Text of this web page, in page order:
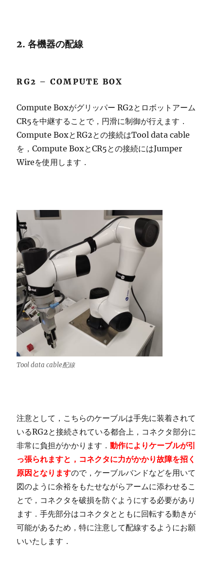
2. 各機器の配線
RG2 – COMPUTE BOX
Compute Boxがグリッパー RG2とロボットアーム
CR5を中継することで，円滑に制御が行えます．
Compute BoxとRG2との接続はTool data cable
を，Compute BoxとCR5との接続にはJumper
Wireを使用します．
Tool data cable配線
注意として，こちらのケーブルは手先に装着されて
いるRG2と接続されている都合上，コネクタ部分に
非常に負担がかかります．動作によりケーブルが引
っ張られますと，コネクタに力がかかり故障を招く
原因となりますので，ケーブルバンドなどを用いて
図のように余裕をもたせながらアームに添わせるこ
とで，コネクタを破損を防ぐようにする必要があり
ます．手先部分はコネクタとともに回転する動きが
可能があるため，特に注意して配線するようにお願
いいたします．